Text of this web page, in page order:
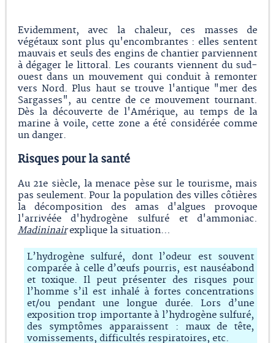
Evidemment, avec la chaleur, ces masses de
végétaux sont plus qu'encombrantes : elles sentent
mauvais et seuls des engins de chantier parviennent
à dégager le littoral. Les courants viennent du sud-
ouest dans un mouvement qui conduit à remonter
vers Nord. Plus haut se trouve l'antique "mer des
Sargasses", au centre de ce mouvement tournant.
Dès la découverte de l'Amérique, au temps de la
marine à voile, cette zone a été considérée comme
un danger.
Risques pour la santé
Au 21e siècle, la menace pèse sur le tourisme, mais
pas seulement. Pour la population des villes côtières
la décomposition des amas d'algues provoque
l'arrivéée d'hydrogène sulfuré et d'ammoniac.
Madininairexplique la situation…
L’hydrogène sulfuré, dont l’odeur est souvent
comparée à celle d’œufs pourris, est nauséabond
et toxique. Il peut présenter des risques pour
l’homme s’il est inhalé à fortes concentrations
et/ou pendant une longue durée. Lors d’une
exposition trop importante à l’hydrogène sulfuré,
des symptômes apparaissent : maux de tête,
vomissements, difficultés respiratoires, etc.